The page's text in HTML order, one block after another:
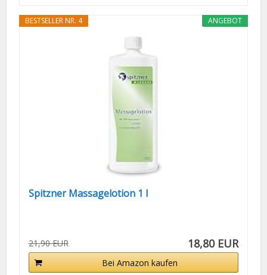
ANGEBOT
BESTSELLER NR. 4
Spitzner Massagelotion 1 l
21,90 EUR 18,80 EUR
Bei Amazon kaufen